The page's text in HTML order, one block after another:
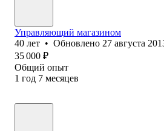
Управляющий магазином
40 лет • Обновлено 27 августа
35 000 ₽
Общий опыт
1 год 7 месяцев